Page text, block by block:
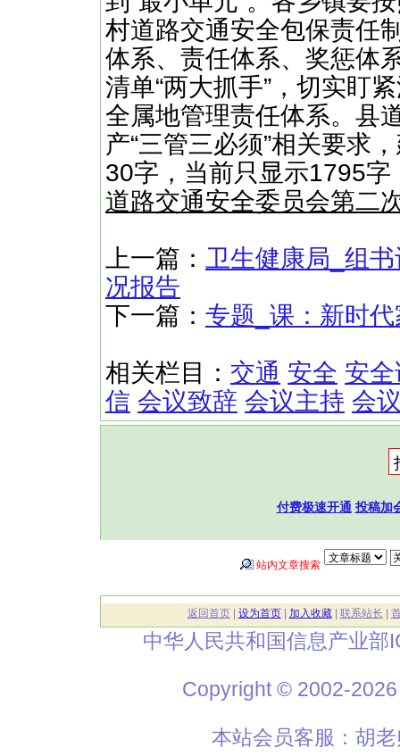
村道路交通安全包保责任
体系、责任体系、奖惩体
清单“两大抓手”，切实盯
全属地管理责任体系。县
产“三管三必须”相关要
30字，当前只显示1795
道路交通安全委员会第二
上一篇： 卫生健康局_组
况报告
下一篇： 专题_课：新时
相关栏目： 交通 安全 安
信 会议致辞 会议主持 会
付费极速开通 投稿加
站内文章搜索
返回首页| 设为首页| 加入收藏| 联系站长
中华人民共和国信息产业部
Copyright © 2002-
本站会员客服：胡